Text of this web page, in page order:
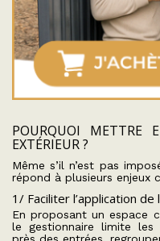
POURQUOI METTRE
EXTÉRIEUR ?
Même s’il n’est pas
répond à plusieurs enjeux
1/ Faciliter l’application de
En proposant un espace
le gestionnaire limite